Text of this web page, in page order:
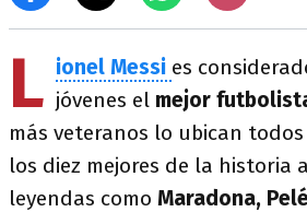
L ionel Messi es
jóvenes el mejor
más veteranos lo ubican
los diez mejores de la historia
leyendas como Maradona,